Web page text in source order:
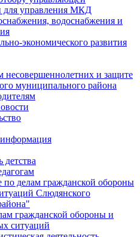
для управления МКД
водоснабжения и
экономического развития
несовершеннолетних и защите
муниципального района
детства
делам гражданской обороны
Слюдянского
гражданской обороны и
ситуаций